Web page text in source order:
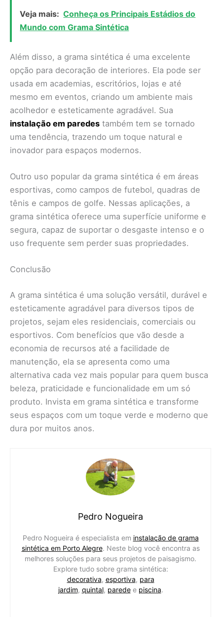
Veja mais: Conheça os Principais Estádios do
Mundo com Grama Sintética
Além disso, a grama sintética é uma excelente
opção para decoração de interiores. Ela pode ser
usada em academias, escritórios, lojas e até
mesmo em eventos, criando um ambiente mais
acolhedor e esteticamente agradável. Sua
instalação em paredes também tem se tornado
uma tendência, trazendo um toque natural e
inovador para espaços modernos.
Outro uso popular da grama sintética é em áreas
esportivas, como campos de futebol, quadras de
tênis e campos de golfe. Nessas aplicações, a
grama sintética oferece uma superfície uniforme e
segura, capaz de suportar o desgaste intenso e o
uso frequente sem perder suas propriedades.
Conclusão
A grama sintética é uma solução versátil, durável e
esteticamente agradável para diversos tipos de
projetos, sejam eles residenciais, comerciais ou
esportivos. Com benefícios que vão desde a
economia de recursos até a facilidade de
manutenção, ela se apresenta como uma
alternativa cada vez mais popular para quem busca
beleza, praticidade e funcionalidade em um só
produto. Invista em grama sintética e transforme
seus espaços com um toque verde e moderno que
dura por muitos anos.
Pedro Nogueira
Pedro Nogueira é especialista em instalação de grama
sintética em Porto Alegre. Neste blog você encontra as
melhores soluções para seus projetos de paisagismo.
Explore tudo sobre grama sintética:
decorativa, esportiva, para
jardim, quintal, paredee piscina.